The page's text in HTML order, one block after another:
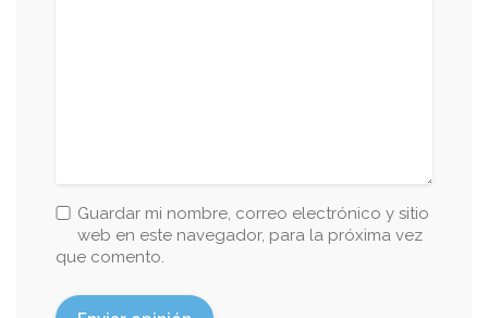
Guardar mi nombre, correo electrónico y sitio
web en este navegador, para la próxima vez
que comento.